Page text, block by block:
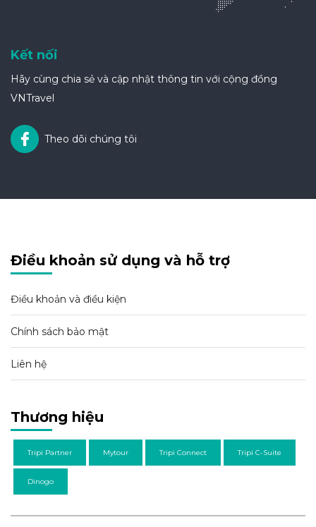
Kết nối
Hãy cùng chia sẻ và cập nhật thông tin với cộng đồng
VNTravel
Theo dõi chúng tôi
Điều khoản sử dụng và hỗ trợ
Điều khoản và điều kiện
Chính sách bảo mật
Liên hệ
Thương hiệu
Tripi Partner Mytour Tripi Connect Tripi C-Suite
Dinogo